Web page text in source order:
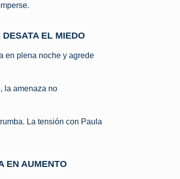
EL MIEDO
en plena noche y agrede
la amenaza no
La tensión con Paula
EN AUMENTO